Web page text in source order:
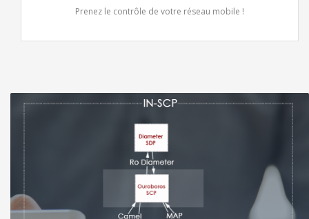
Prenez le contrôle de votre réseau mobile !